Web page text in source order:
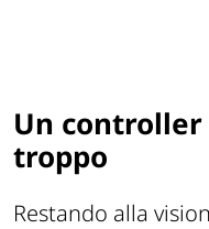
Un
troppo
Restando alla